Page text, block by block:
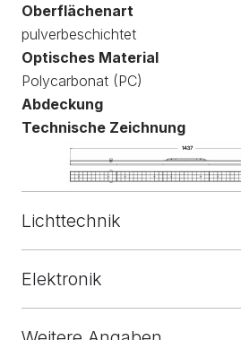
Oberflächenart
pulverbeschichtet
Optisches Material
Polycarbonat (PC)
Abdeckung
Technische Zeichnung
Lichttechnik
Elektronik